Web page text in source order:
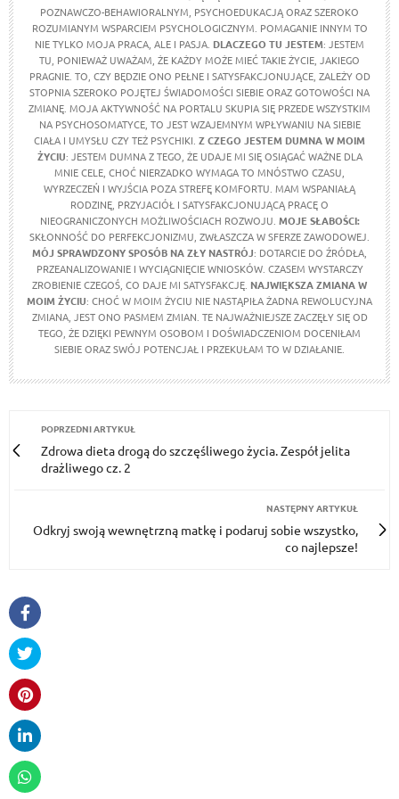
POZNAWCZO-BEHAWIORALNYM, PSYCHOEDUKACJĄ ORAZ SZEROKO
ROZUMIANYM WSPARCIEM PSYCHOLOGICZNYM. POMAGANIE INNYM TO
NIE TYLKO MOJA PRACA, ALE I PASJA. DLACZEGO TU JESTEM: JESTEM
TU, PONIEWAŻ UWAŻAM, ŻE KAŻDY MOŻE MIEĆ TAKIE ŻYCIE, JAKIEGO
PRAGNIE. TO, CZY BĘDZIE ONO PEŁNE I SATYSFAKCJONUJĄCE, ZALEŻY OD
STOPNIA SZEROKO POJĘTEJ ŚWIADOMOŚCI SIEBIE ORAZ GOTOWOŚCI NA
ZMIANĘ. MOJA AKTYWNOŚĆ NA PORTALU SKUPIA SIĘ PRZEDE WSZYSTKIM
NA PSYCHOSOMATYCE, TO JEST WZAJEMNYM WPŁYWANIU NA SIEBIE
CIAŁA I UMYSŁU CZY TEŻ PSYCHIKI. Z CZEGO JESTEM DUMNA W MOIM
ŻYCIU: JESTEM DUMNA Z TEGO, ŻE UDAJE MI SIĘ OSIĄGAĆ WAŻNE DLA
MNIE CELE, CHOĆ NIERZADKO WYMAGA TO MNÓSTWO CZASU,
WYRZECZEŃ I WYJŚCIA POZA STREFĘ KOMFORTU. MAM WSPANIAŁĄ
RODZINĘ, PRZYJACIÓŁ I SATYSFAKCJONUJĄCĄ PRACĘ O
NIEOGRANICZONYCH MOŻLIWOŚCIACH ROZWOJU. MOJE SŁABOŚCI:
SKŁONNOŚĆ DO PERFEKCJONIZMU, ZWŁASZCZA W SFERZE ZAWODOWEJ.
MÓJ SPRAWDZONY SPOSÓB NA ZŁY NASTRÓJ: DOTARCIE DO ŹRÓDŁA,
PRZEANALIZOWANIE I WYCIĄGNIĘCIE WNIOSKÓW. CZASEM WYSTARCZY
ZROBIENIE CZEGOŚ, CO DAJE MI SATYSFAKCJĘ. NAJWIĘKSZA ZMIANA W
MOIM ŻYCIU: CHOĆ W MOIM ŻYCIU NIE NASTĄPIŁA ŻADNA REWOLUCYJNA
ZMIANA, JEST ONO PASMEM ZMIAN. TE NAJWAŻNIEJSZE ZACZĘŁY SIĘ OD
TEGO, ŻE DZIĘKI PEWNYM OSOBOM I DOŚWIADCZENIOM DOCENIŁAM
SIEBIE ORAZ SWÓJ POTENCJAŁ I PRZEKUŁAM TO W DZIAŁANIE.
POPRZEDNI ARTYKUŁ
Zdrowa dieta drogą do szczęśliwego życia. Zespół jelita
drażliwego cz. 2
NASTĘPNY ARTYKUŁ
Odkryj swoją wewnętrzną matkę i podaruj sobie wszystko,
co najlepsze!